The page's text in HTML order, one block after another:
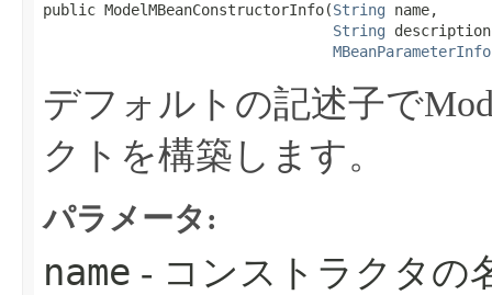
public ModelMBeanConstructorInfo​(String name,
String
MBeanParameterInfo
デフォルトの記述子で
クトを構築します。
パラメータ:
name - コンストラクタの